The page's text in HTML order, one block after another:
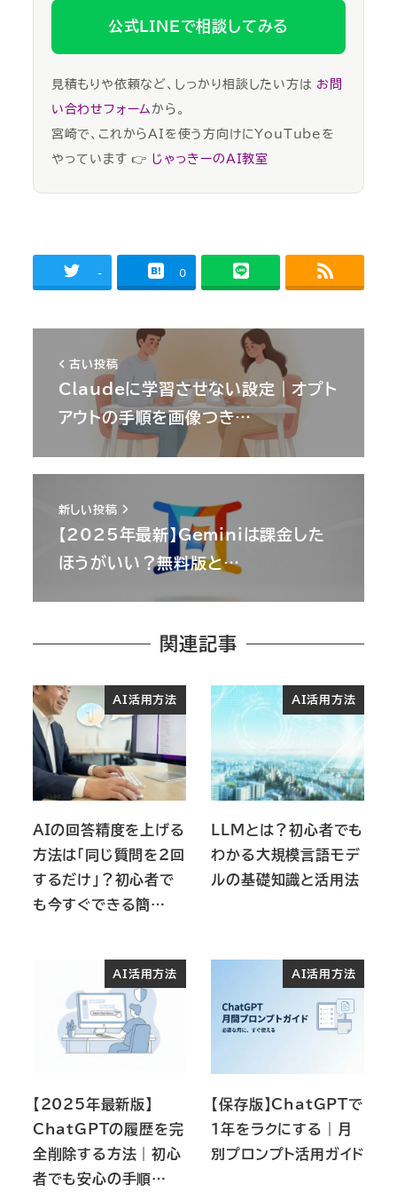
公式LINEで相談してみる
見積もりや依頼など、しっかり相談したい方は お問
い合わせフォーム から。
宮崎で、これからAIを使う方向けにYouTubeを
やっています 👉 じゃっきーのAI教室
- 0
古い投稿
Claudeに学習させない設定｜オプト
アウトの手順を画像つき…
新しい投稿
【2025年最新】Geminiは課金した
ほうがいい？無料版と…
関連記事
AI活用方法
AIの回答精度を上げる
方法は「同じ質問を2回
するだけ」？初心者で
も今すぐできる簡…
AI活用方法
LLMとは？初心者でも
わかる大規模言語モデ
ルの基礎知識と活用法
AI活用方法
【2025年最新版】
ChatGPTの履歴を完
全削除する方法｜初心
者でも安心の手順…
AI活用方法
【保存版】ChatGPTで
1年をラクにする｜月
別プロンプト活用ガイド